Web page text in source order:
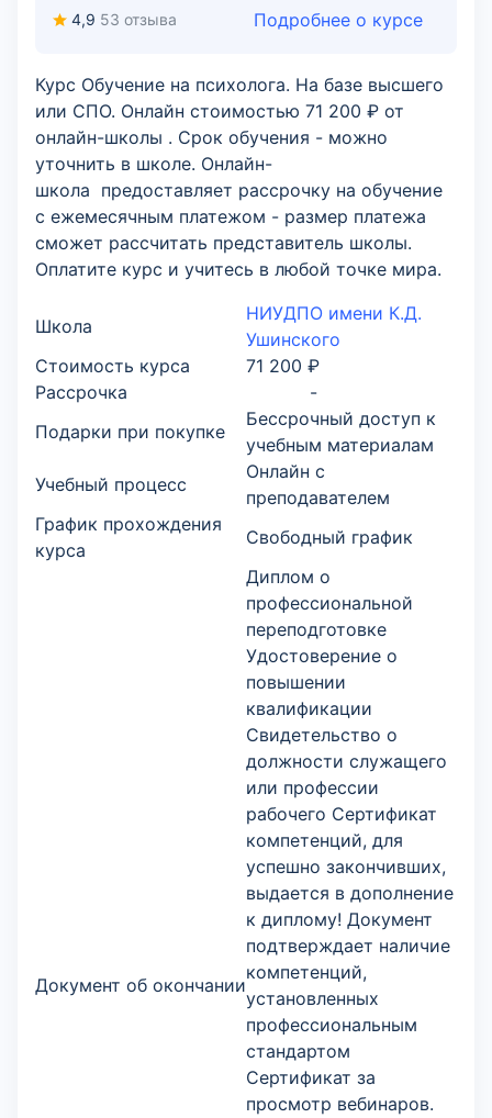
4,9 53 отзыва Подробнее о курсе
Курс Обучение на психолога. На базе высшего
или СПО. Онлайн стоимостью 71 200 ₽ от
онлайн-школы . Срок обучения - можно
уточнить в школе. Онлайн-
школа предоставляет рассрочку на обучение
с ежемесячным платежом - размер платежа
сможет рассчитать представитель школы.
Оплатите курс и учитесь в любой точке мира.
Школа
НИУДПО имени К.Д.
Ушинского
Стоимость курса
71 200 ₽
Рассрочка
-
Подарки при покупке
Бессрочный доступ к
учебным материалам
Учебный процесс
Онлайн с
преподавателем
График прохождения
курса
Свободный график
Документ об окончании
Диплом о
профессиональной
переподготовке
Удостоверение о
повышении
квалификации
Свидетельство о
должности служащего
или профессии
рабочего Сертификат
компетенций, для
успешно закончивших,
выдается в дополнение
к диплому! Документ
подтверждает наличие
компетенций,
установленных
профессиональным
стандартом
Сертификат за
просмотр вебинаров.